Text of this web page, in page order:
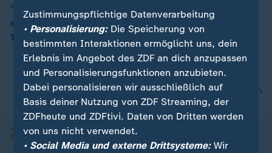
00:16
"Der Bergdoktor" als Klinikleiterin Dr. Vera Fendrich zu
sehen. Wir begleiten sie in ihren Rückzugsort, ins
Technikmuseum und zu ihrem Ehrenamt.
nach oben
Zustimmungspflichtige Datenverarbeitung
• Personalisierung:Die Speicherung von
bestimmten Interaktionen ermöglicht uns, dein
Erlebnis im Angebot des ZDF an dich anzupassen
und Personalisierungsfunktionen anzubieten.
Dabei personalisieren wir ausschließlich auf
Basis deiner Nutzung von ZDF Streaming, der
ZDFheute und ZDFtivi. Daten von Dritten werden
von uns nicht verwendet.
• Social Media und externe Drittsysteme:Wir